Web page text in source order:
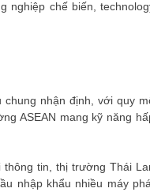
nghiệp chế biến,
nhận định, với quy
ASEAN mang kỹ năng
tin, thị trường Thái
nhập khẩu nhiều máy